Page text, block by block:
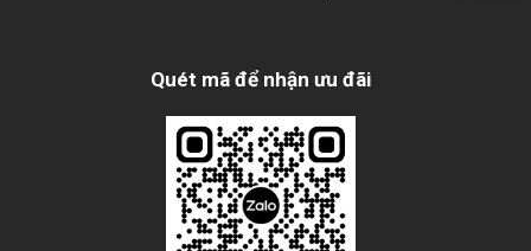
Quét mã để nhận ưu đãi